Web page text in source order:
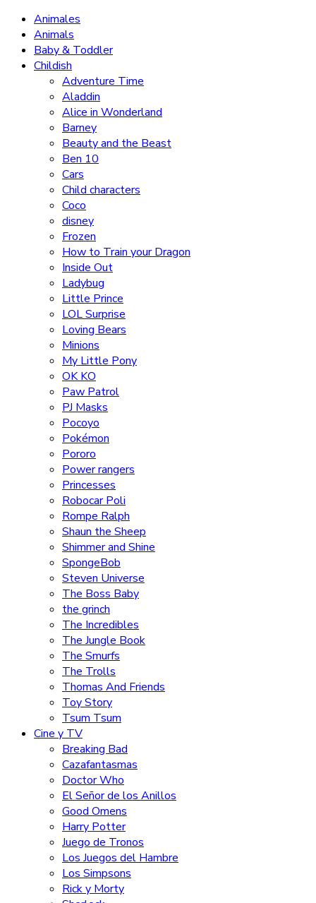
Animales
Animals
Baby & Toddler
Childish
Adventure Time
Aladdin
Alice in Wonderland
Barney
Beauty and the Beast
Ben 10
Cars
Child characters
Coco
disney
Frozen
How to Train your Dragon
Inside Out
Ladybug
Little Prince
LOL Surprise
Loving Bears
Minions
My Little Pony
OK KO
Paw Patrol
PJ Masks
Pocoyo
Pokémon
Pororo
Power rangers
Princesses
Robocar Poli
Rompe Ralph
Shaun the Sheep
Shimmer and Shine
SpongeBob
Steven Universe
The Boss Baby
the grinch
The Incredibles
The Jungle Book
The Smurfs
The Trolls
Thomas And Friends
Toy Story
Tsum Tsum
Cine y TV
Breaking Bad
Cazafantasmas
Doctor Who
El Señor de los Anillos
Good Omens
Harry Potter
Juego de Tronos
Los Juegos del Hambre
Los Simpsons
Rick y Morty